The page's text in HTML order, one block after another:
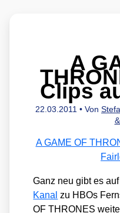
A
Clips
22.03.2011 • Von
A GAME OF
Ganz neu gibt es
Kanal zu HBOs
OF THRONES